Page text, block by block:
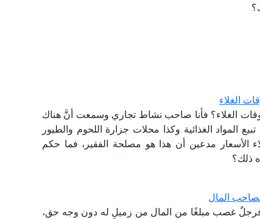
الغلاء
الغلاء؟ فأنا صاحب نشاط تجاري وسمعت أنَّ هناك
المواد الغذائية وكذا محلات جزارة اللحوم والطيور
الأسعار مدعين أن هذا هو مصلحة الفقير، فما حكم
ذلك؟
المال
فرجلٌ غصب مبلغًا من المال من زميلٍ له دون وجه حق،